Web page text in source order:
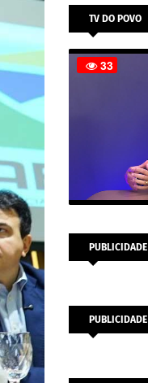
TV DO POVO
PUBLICIDADE
PUBLICIDADE